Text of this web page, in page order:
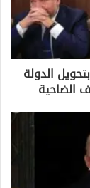
الدولة
الضاحية